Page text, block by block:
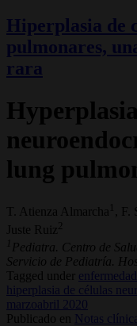
Hiperplasia de
pulmonares,
rara
lung
T. Atienza Almarcha 1 ,
Juste Ruiz
1 Pediatra. Centro de
Servicio de Pediatría.
Tagged under
hiperplasia de células
marzoabril 2020
Publicado en
Notas